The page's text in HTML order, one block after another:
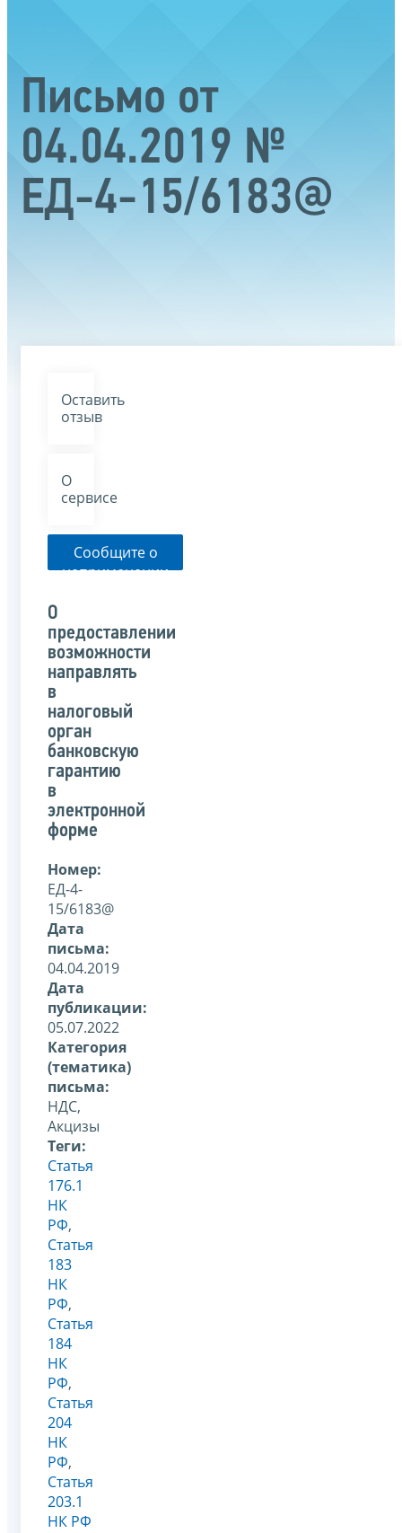
Письмо от
04.04.2019 №
ЕД-4-15/6183@
Оставить
отзыв
О
сервисе
Сообщите о
неприменении
указанного
письма
О
предоставлении
возможности
направлять
в
налоговый
орган
банковскую
гарантию
в
электронной
форме
Номер:
ЕД-4-
15/6183@
Дата
письма:
04.04.2019
Дата
публикации:
05.07.2022
Категория
(тематика)
письма:
НДС,
Акцизы
Теги:
Статья
176.1
НК
РФ,
Статья
183
НК
РФ,
Статья
184
НК
РФ,
Статья
204
НК
РФ,
Статья
203.1
НК РФ